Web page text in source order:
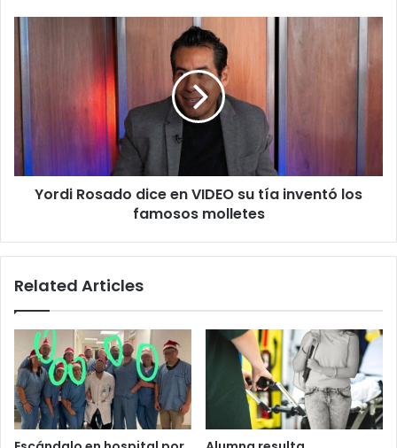
Yordi
Rosado
dice
en
inventó
los
famosos
Yordi Rosado dice en VIDEO su tía inventó los
famosos molletes
Related Articles